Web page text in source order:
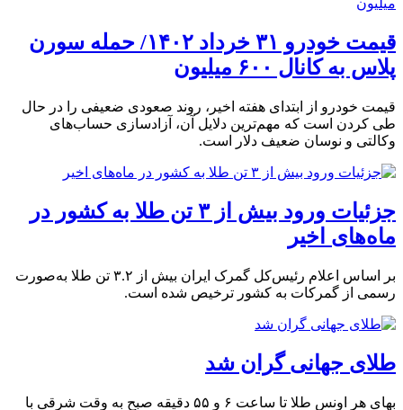
قیمت خودرو ۳۱ خرداد ۱۴۰۲/ حمله سورن
پلاس به کانال ۶۰۰ میلیون
قیمت خودرو از ابتدای هفته اخیر، روند صعودی ضعیفی را در حال
طی کردن است که مهم‌ترین دلایل آن، آزادسازی حساب‌های
وکالتی و نوسان ضعیف دلار است.
جزئیات ورود بیش از ۳ تن طلا به کشور در
ماه‌های اخیر
بر اساس اعلام رئیس‌کل گمرک ایران بیش از ۳.۲ تن طلا به‌صورت
رسمی از گمرکات به کشور ترخیص شده است.
طلای جهانی گران شد
بهای هر اونس طلا تا ساعت ۶ و ۵۵ دقیقه صبح به وقت شرقی با